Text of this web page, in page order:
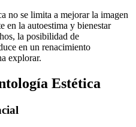
no se limita a mejorar la imagen
en la autoestima y bienestar
la posibilidad de
en un renacimiento
explorar.
Estética